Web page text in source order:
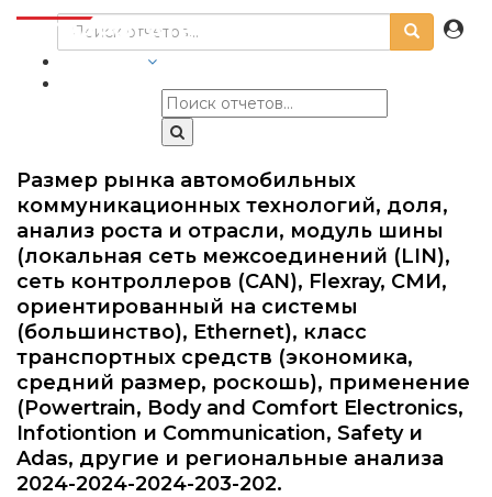
Размер рынка автомобильных
коммуникационных технологий, доля,
анализ роста и отрасли, модуль шины
(локальная сеть межсоединений (LIN),
сеть контроллеров (CAN), Flexray, СМИ,
ориентированный на системы
(большинство), Ethernet), класс
транспортных средств (экономика,
средний размер, роскошь), применение
(Powertrain, Body and Comfort Electronics,
Infotiontion и Communication, Safety и
Adas, другие и региональные анализа
2024-2024-2024-203-202.